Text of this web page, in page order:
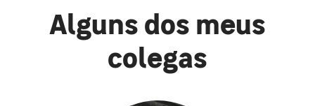
Alguns dos meus
colegas